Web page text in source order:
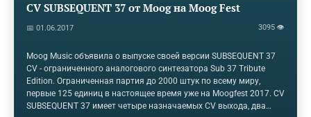
CV SUBSEQUENT 37 от Moog на Moog Fest
📅 01.06.2017 3095 👁
Moog Music объявила о выпуске своей версии SUBSEQUENT 37
CV - ограниченного аналогового синтезатора Sub 37 Tribute
Edition. Ограниченная партия до 2000 штук по всему миру,
первые 125 единиц в настоящее время уже на Moogfest 2017. CV
SUBSEQUENT 37 имеет четыре назначаемых CV выхода, два